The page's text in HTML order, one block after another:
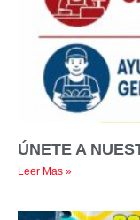
ÚNETE A
Leer Mas »